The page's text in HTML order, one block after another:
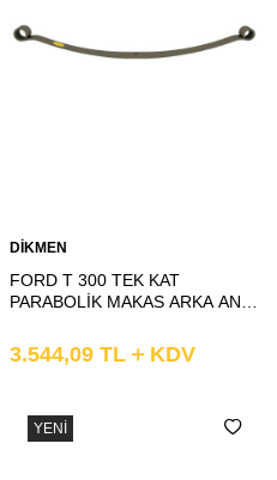
DİKMEN
FORD T 300 TEK KAT
PARABOLİK MAKAS ARKA ANA
3.544,09 TL KDV
YENI